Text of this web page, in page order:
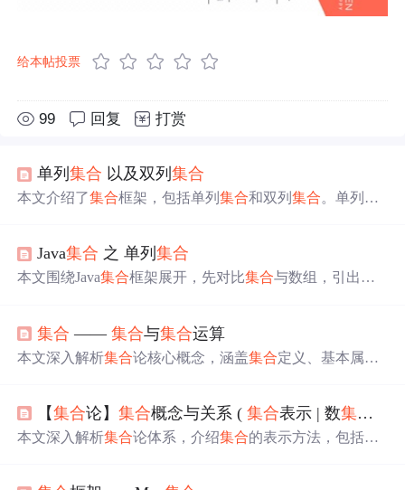
给本帖投票
99 回复 打赏
单列集合 以及双列集合
本文介绍了集合框架，包括单列集合和双列集合。单列 集
据，键不能重复。文中还提及了
作，以及相关工具类的使用。
Java集合 之 单列集合
本文围绕Java集合框架展开，先对比集合与数组，引出 集
List、LinkedList、HashSet等，还提及TreeSet的排序规则。
集合 ——集合与集合运算
本文深入解析集合论核心概念，涵盖集合定义、基本属性
对偶律等，并介绍利用STL容器set和multiset处理
集合问题
的方法。
【集合论】集合概念与关系 (集合表示 | 数集合
本文深入解析集合论体系，介绍集合的表示方法，包括列